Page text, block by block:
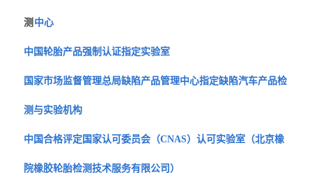
测 中心
中国轮胎产品强制认证指定实验室
国家市场监督管理总局缺陷产品管理中心指定缺陷汽车产品检
测与实验机构
中国合格评定国家认可委员会（CNAS）认可实验室（北京橡
院橡胶轮胎检测技术服务有限公司）